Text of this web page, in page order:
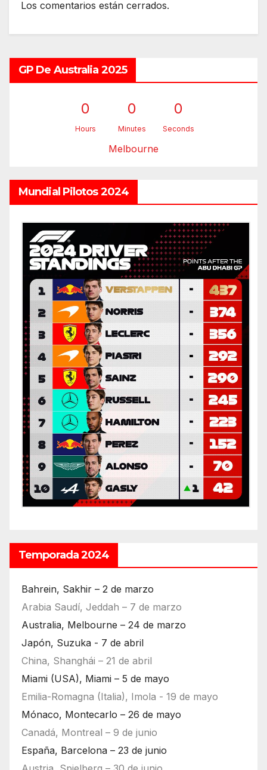
Los comentarios están cerrados.
GP De Australia 2025
0
Hours
0
Minutes
0
Seconds
Melbourne
Mundial Pilotos 2024
Temporada 2024
Bahrein, Sakhir – 2 de marzo
Arabia Saudí, Jeddah – 7 de marzo
Australia, Melbourne – 24 de marzo
Japón, Suzuka - 7 de abril
China, Shanghái – 21 de abril
Miami (USA), Miami – 5 de mayo
Emilia-Romagna (Italia), Imola - 19 de mayo
Mónaco, Montecarlo – 26 de mayo
Canadá, Montreal – 9 de junio
España, Barcelona – 23 de junio